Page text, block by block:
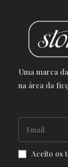
Uma marca
na área da
Aceito os